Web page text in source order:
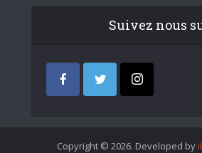
Suivez nous
Copyright © 2026. Developed by